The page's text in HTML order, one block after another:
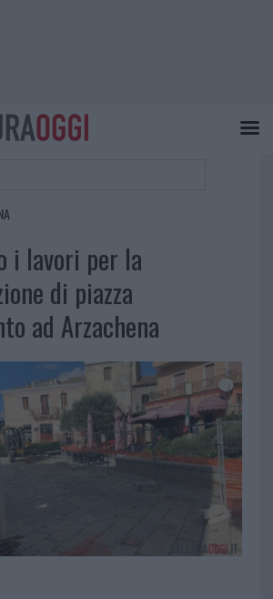
i lavori per la
di piazza
ad Arzachena